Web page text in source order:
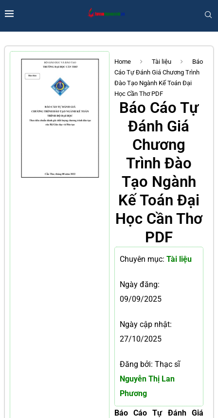
Home Tài liệu
Báo
Cáo Tự Đánh Giá Chương Trình
Đào Tạo Ngành Kế Toán Đại
Học Cần Thơ PDF
Báo Cáo Tự
Đánh Giá
Chương
Trình Đào
Tạo Ngành
Kế Toán Đại
Học Cần Thơ
PDF
Chuyên mục: Tài liệu
Ngày đăng:
09/09/2025
Ngày cập nhật:
27/10/2025
Đăng bởi: Thạc sĩ
Nguyễn Thị Lan
Phương
Báo Cáo Tự Đánh Giá